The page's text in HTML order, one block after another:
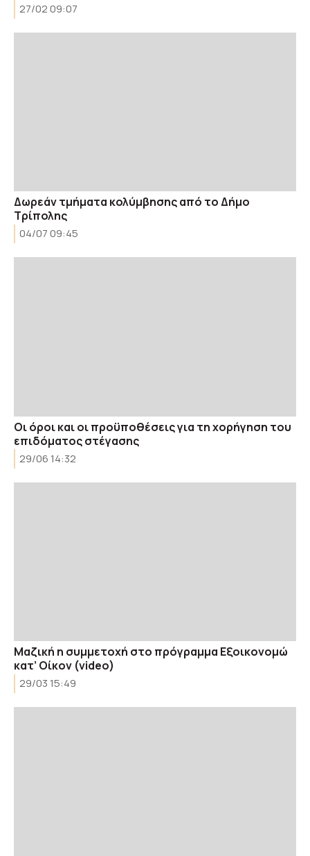
27/02 09:07
Δωρεάν τμήματα κολύμβησης από το Δήμο
Τρίπολης
04/07 09:45
Οι όροι και οι προϋποθέσεις για τη χορήγηση του
επιδόματος στέγασης
29/06 14:32
Μαζική η συμμετοχή στο πρόγραμμα Εξοικονομώ
κατ’ Οίκον (video)
29/03 15:49